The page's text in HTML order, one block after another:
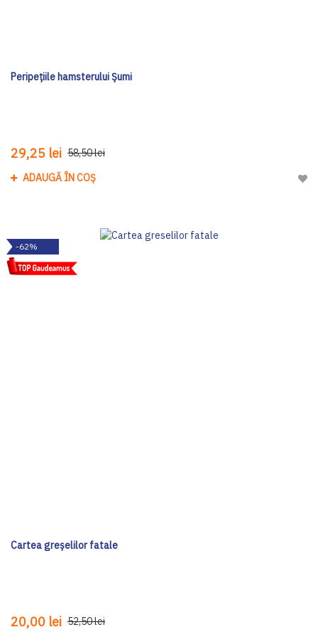
Peripețiile hamsterului Șumi
29,25 lei 58,50 lei
ADAUGĂ ÎN COȘ
-62%
Cartea greșelilor fatale
20,00 lei 52,50 lei